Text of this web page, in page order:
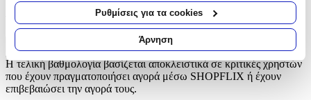
απόσταση μερικών μέτρων
Να αναγνωρίσουμε τη συσκευή σας σαρώνοντας ενεργά
για συγκεκριμένα χαρακτηριστικά (δακτυλικό αποτύπωμα)
Μάθετε περισσότερα σχετικά με τον τρόπο επεξεργασίας των
προσωπικών σας δεδομένων και καθορίστε τις προτιμήσεις σας
στηνενότητα “Λεπτομέρειες”. Μπορείτε να αλλάξετε ή να
ανακαλέσετε τη συγκατάθεσή σας ανά πάσα στιγμή από τη
Ρυθμίσεις για τα cookies
Άρνηση
Προς το παρόν δεν υπάρχουν άλλες αξιολογήσεις. Όταν
προστεθούν, θα εμφανιστούν εδώ.
Πώς υπολογίζεται η βαθμολογία
Η τελική βαθμολογία βασίζεται αποκλειστικά σε κριτικές χρηστών
που έχουν πραγματοποιήσει αγορά μέσω SHOPFLIX ή έχουν
επιβεβαιώσει την αγορά τους.